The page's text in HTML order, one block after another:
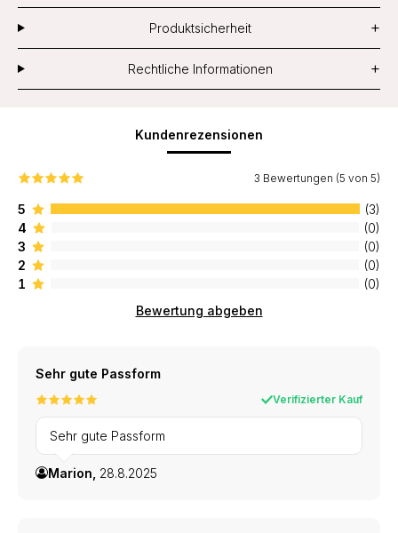
Produktsicherheit +
Rechtliche Informationen +
Kundenrezensionen
3 Bewertungen (5 von 5)
5
(3)
4
(0)
3
(0)
2
(0)
1
(0)
Bewertung abgeben
Sehr gute Passform
Verifizierter Kauf
Sehr gute Passform
Marion, 28.8.2025